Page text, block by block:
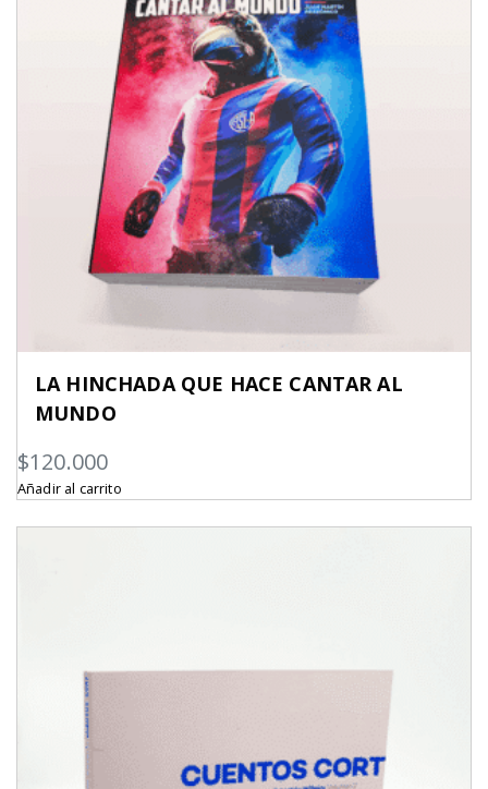
LA HINCHADA QUE HACE CANTAR AL
MUNDO
$120.000
Añadir al carrito